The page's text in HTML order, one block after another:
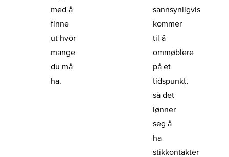
med å
finne
ut hvor
mange
du må
ha.
sannsynligvis
kommer
til å
ommøblere
på et
tidspunkt,
så det
lønner
seg å
ha
stikkontakter